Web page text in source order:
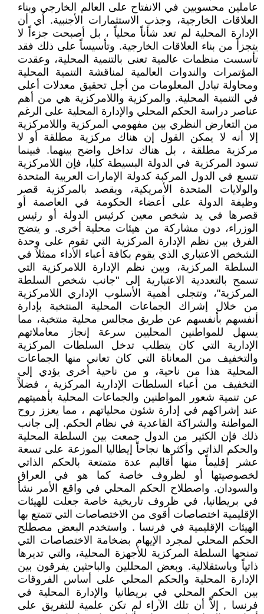
عاملين محسوبين في الانفتاح على العالم الخارجي وبناء
العلاقات الخارجية، وجذب الاستثمارات الأجنبية. أي أن
الإدارة المحلية لم تعد شأناً محلياً ، بل أصبحت جزءاً لا
يتجزأ من بناء العلاقات الخارجية. وتأسيساً على ذلك فقد
تأسست منظمات عالمية تعنى بالتنمية المحلية، وعقدت
المؤتمرات والندوات العالمية لمناقشة التنمية المحلية
ومحاولة تبادل المعلومات من أجل تحقيق معدلات أعلى
في التنمية المحلية. والمركزية واللامركزية هي من أهم
عناصر دراسة الحكم المحلي والإدارة المحلية على الرغم
من التعارض النظري بين مفهومي المركزية واللامركزية
إلا أنه لا يمكن القول إن هناك مركزية مطلقة أو لا
مركزية مطلقة ، بل هناك تداخل واضح بينهما. فبينما
تسود المركزية في الدولة البسيطة كليا، فإن اللامركزية
تتسع في الدول المركبة كدولة الإمارات العربية المتحدة
والولايات المتحدة الأمريكية، ويقصد بالمركزية قصر
وظيفة الدولة على أعضاء الحكومة في العاصمة أو
قصرها في يد شخص معين كرئيس الدولة أو رئيس
الوزراء، دون مشاركة من هيئات محلية أخرى. و يتضح
الفرق بين نظم الإدارة المركزية التي تقوم على وحدة
الشخص الاعتباري الذي يقوم بكافة أعباء الأداء ممثلاً في
السلطة المركزية، وبين نظم الإدارة اللامركزية التي
تسمح بالتعددية الاعتبارية إلى "جانب شخص السلطة
المركزية"، وتتجلى أهمية الأسلوب الإداري اللامركزية
من خلال إشراك الجماعات المحلية المنتخبة بإدارة
أنفسهم بأنفسهم عن طريق مجالس محلية منتخبة، مما
يسهل للمواطنين المحليين سرعة إنجاز معاملاتهم
الإدارية التي كان يتطلب تدخل السلطات المركزية
والتخفيف من المعاناة التي كان تعاني منها الجماعات
المحلية هذا من ناحية، و من ناحية أخرى يؤدي إلى
التخفيف من أعباء السلطات الإدارية المركزية ، فضلاً
عن تنمية شعور المواطنين والجماعات المحلية بأهميتهم
عند إشراكهم في إدارة شئون محلياتهم ، مما يعزز روح
المواطنة والشراكة القاعدية في نظام الحكم. إلى جانب
ذلك فإن الكثير من الدول جمعت بين السلطة المحلية
والحكم الذاتي وأكثرها نجاحاً إيطاليا الموزعة على تسعة
عشر إقليماً منها أقاليم عدة متمتعة بالحكم الذاتي
لخصوصيتها أو لظروف خاصة كما هو في العراق
والسودان. واصطلاح الحكم المحلي في واقع الأمر نشأ
في بريطانيا، في ظروف تاريخية خاصة جعلت للهيئات
الإقليمية اختصاصات أقوى من الاختصاصات التي تتمتع بها
الهيئات الإقليمية في فرنسا . واستخدم البعض مصطلح
الحكم المحلي لمجرد الإيهام بضخامة الاختصاصات التي
تمنحها السلطة المركزية للأجهزة المحلية، والتي تديرها
ذاتياً وباستقلالية. وبعض المحللين والباحثين يفرقون بين
الإدارة المحلية والحكم المحلي على أساس الفروقات
بين الحكم المحلي في بريطانيا والإدارة المحلية في
فرنسا , إلاَّ أن تلك الآراء لم تكن علمية للتفريق على